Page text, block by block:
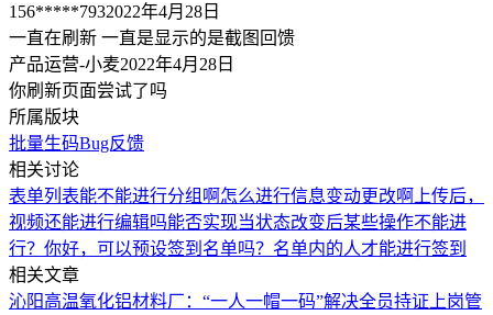
156*****7932022年4月28日
一直在刷新 一直是显示的是截图回馈
产品运营-小麦2022年4月28日
你刷新页面尝试了吗
所属版块
批量生码Bug反馈
相关讨论
表单列表能不能进行分组啊 怎么进行信息变动更改啊
上传后，
视频还能进行编辑吗能否实现当状态改变后某些操作不能进
行？ 你好，可以预设签到名单吗？名单内的人才能进行签到
相关文章
沁阳高温氧化铝材料厂：“一人一帽一码”解决全员持证上岗管